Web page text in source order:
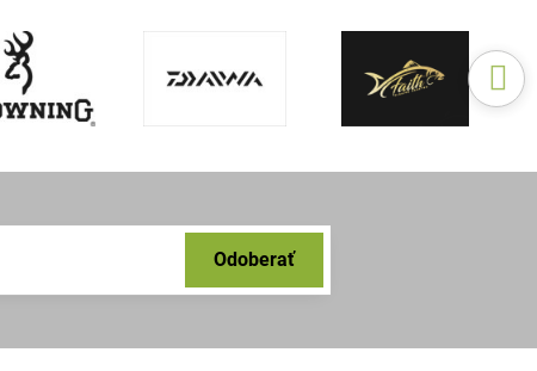
Odoberať